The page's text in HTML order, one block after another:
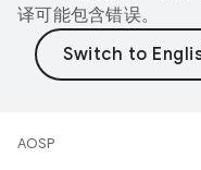
译可能包含错误。
AOSP